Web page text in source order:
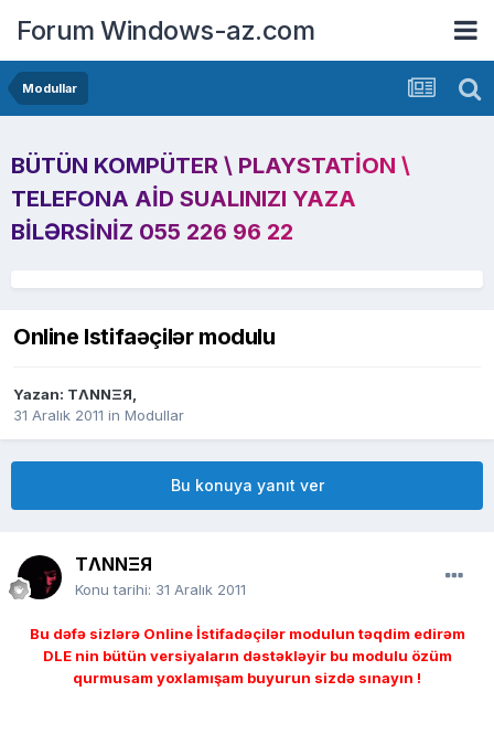
Forum Windows-az.com
Modullar
BÜTÜN KOMPÜTER \ PLAYSTATION \
TELEFONA AID SUALINIZI YAZA
BILƏRSINIZ 055 226 96 22
Online Istifaəçilər modulu
Yazan: TΛNNΞЯ,
31 Aralık 2011 in Modullar
Bu konuya yanıt ver
TΛNNΞЯ
Konu tarihi: 31 Aralık 2011
Bu dəfə sizlərə Online İstifadəçilər modulun təqdim edirəm
DLE nin bütün versiyaların dəstəkləyir bu modulu özüm
qurmusam yoxlamışam buyurun sizdə sınayın !